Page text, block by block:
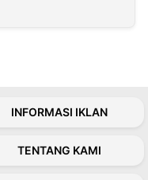
INFORMASI IKLAN
TENTANG KAMI